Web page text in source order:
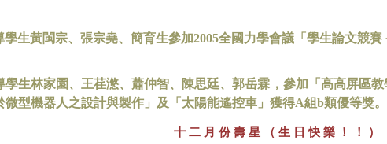
生黃閩宗、張宗堯、簡育生參加2005全國力學會議「學生論文競賽
生林家園、王荏滺、蕭仲智、陳思廷、郭岳霖，參加「高高屏區
型機器人之設計與製作」及「太陽能遙控車」獲得A組b類優等獎。
十 二 月 份 壽 星 （ 生 日 快 樂 ！ ！ ）